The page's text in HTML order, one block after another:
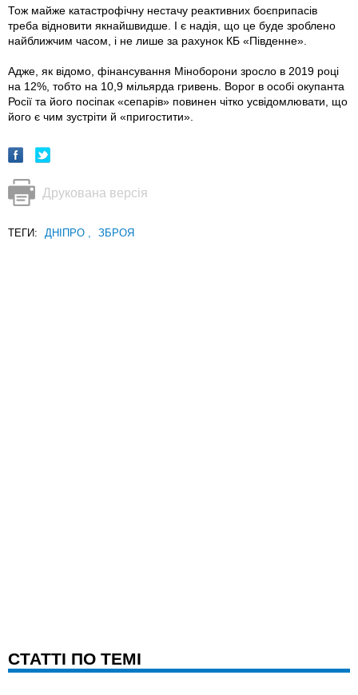
Тож майже катастрофічну нестачу реактивних боєприпасів
треба відновити якнайшвидше. І є надія, що це буде зроблено
найближчим часом, i не лише за рахунок КБ «Південне».
Адже, як відомо, фінансування Міноборони зросло в 2019 році
на 12%, тобто на 10,9 мільярда гривень. Ворог в особі окупанта
Росії та його посіпак «сепарів» повинен чітко усвідомлювати, що
його є чим зустріти й «пригостити».
Друкована версія
ТЕГИ: ДНІПРО , ЗБРОЯ
CТАТТІ ПО ТЕМІ